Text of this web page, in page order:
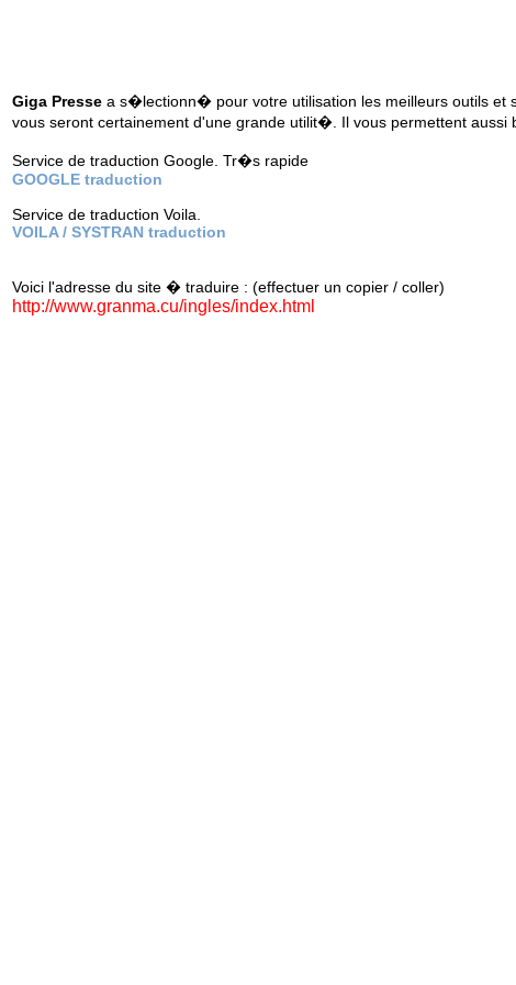
Giga Presse a s�lectionn� pour votre utilisation les meilleurs outils et
vous seront certainement d'une grande utilit�. Il vous permettent
Service de traduction Google. Tr�s rapide
GOOGLE traduction
Service de traduction Voila.
VOILA / SYSTRAN traduction
Voici l'adresse du site � traduire : (effectuer un copier / coller)
http://www.granma.cu/ingles/index.html